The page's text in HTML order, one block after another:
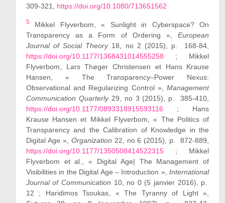
309-321, https://doi.org/10.1080/713651562
5
Mikkel Flyverbom, « Sunlight in Cyberspace? On
Transparency as a Form of Ordering »,European
Journal of Social Theory18, no 2 (2015), p. 168-84,
https://doi.org/10.1177/1368431014555258 ; Mikkel
Flyverbom, Lars Thøger Christensen et Hans Krause
Hansen, « The Transparency–Power Nexus:
Observational and Regularizing Control »,Management
Communication Quarterly29, no 3 (2015), p. 385-410,
https://doi.org/10.1177/0893318915593116 ; Hans
Krause Hansen et Mikkel Flyverbom, « The Politics of
Transparency and the Calibration of Knowledge in the
Digital Age », Organization 22, no 6 (2015), p. 872-889,
https://doi.org/10.1177/1350508414522315; Mikkel
Flyverbom et al., « Digital Age| The Management of
Visibilities in the Digital Age – Introduction »,International
Journal of Communication 10, no 0 (5 janvier 2016), p.
12 ; Haridimos Tsoukas, « The Tyranny of Light »,